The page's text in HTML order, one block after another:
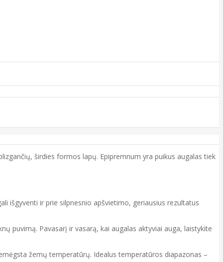
širdies formos lapų. Epipremnum yra puikus augalas tiek
išgyventi ir prie silpnesnio apšvietimo, geriausius rezultatus
puvimą. Pavasarį ir vasarą, kai augalas aktyviai auga, laistykite
žemų temperatūrų. Idealus temperatūros diapazonas –